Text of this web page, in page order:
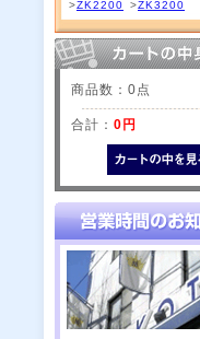
>ZK2200 >ZK3200
商品数：0点
合計： 0円